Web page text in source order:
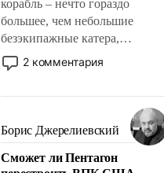
корабль – нечто гораздо
большее, чем небольшие
безэкипажные катера,
применение которых уже
стало обыденностью. Задача по
сложна и амбициозна. Однако
и ее реализация радикально
поднимет наши боевые
возможности.
2 комментария
Борис Джерелиевский
Сможет ли Пентагон